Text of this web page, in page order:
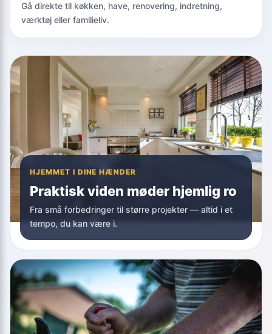
Gå direkte til køkken, have, renovering, indretning,
værktøj eller familieliv.
HJEMMET I DINE HÆNDER
Praktisk viden møder hjemlig ro
Fra små forbedringer til større projekter — altid i et
tempo, du kan være i.